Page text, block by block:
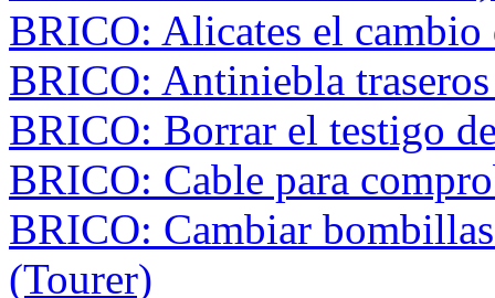
BRICO: Alicates el
BRICO: Antiniebla
BRICO: Borrar el testigo
BRICO: Cable para
BRICO: Cambiar
(Tourer)